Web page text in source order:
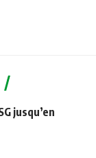
jusqu’en